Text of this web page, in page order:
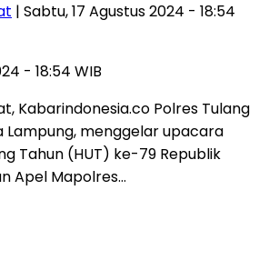
| Sabtu, 17 Agustus 2024 - 18:54
- 18:54 WIB
Kabarindonesia.co Polres Tulang
Lampung, menggelar upacara
Tahun (HUT) ke-79 Republik
Apel Mapolres…